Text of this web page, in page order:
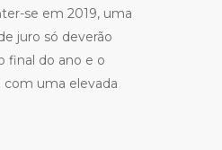
se em 2019, uma
juro só deverão
final do ano e o
uma elevada